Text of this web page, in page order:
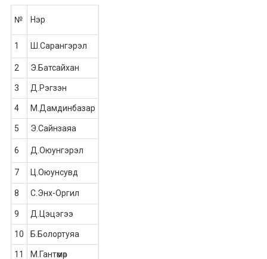
№ Нэр
1 Ш.Сарангэрэл
2 Э.Батсайхан
3 Д.Рэгзэн
4 М.Дамдинбазар
5 Э.Сайнзаяа
6 Д.Оюунгэрэл
7 Ц.Оюунсувд
8 С.Энх-Оргил
9 Д.Цэцэгээ
10 Б.Болортуяа
11 М.Гантөмөр